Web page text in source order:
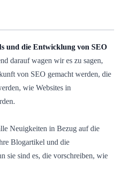
und die Entwicklung von SEO
darauf wagen wir es zu sagen,
von SEO gemacht werden, die
wie Websites in
Neuigkeiten in Bezug auf die
Blogartikel und die
sie sind es, die vorschreiben, wie